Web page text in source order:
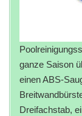
ganze Saison
einen ABS-
Dreifachstab,